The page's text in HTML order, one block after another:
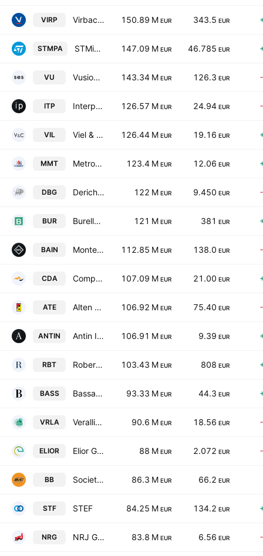
VIRP Virbac SA 150.89 M EUR 343.5 EUR
STMPA STMicroelectronics NV 147.09 M EUR 46.785 EUR
VU VusionGroup S.A. 143.34 M EUR 126.3 EUR
ITP Interparfums 126.57 M EUR 24.94 EUR
VIL Viel & Cie SA 126.44 M EUR 19.16 EUR
MMT Metropole Television SA 123.4 M EUR 12.06 EUR
DBG Derichebourg SA 122 M EUR 9.450 EUR
BUR Burelle S.A. 121 M EUR 381 EUR
BAIN Monte-Carlo Societe des Bains de Mer SA 112.85 M EUR 138.0 EUR
CDA Compagnie des Alpes SA 107.09 M EUR 21.00 EUR
ATE Alten SA 106.92 M EUR 75.40 EUR
ANTIN Antin Infrastructure Partners 106.91 M EUR 9.39 EUR
RBT Robertet SA 103.43 M EUR 808 EUR
BASS Bassac SA 93.33 M EUR 44.3 EUR
VRLA Verallia SAS 90.6 M EUR 18.56 EUR
ELIOR Elior Group SA 88 M EUR 2.072 EUR
BB Societe BIC SA 86.3 M EUR 66.2 EUR
STF STEF 84.25 M EUR 134.2 EUR
NRG NRJ Group SA 83.8 M EUR 6.56 EUR